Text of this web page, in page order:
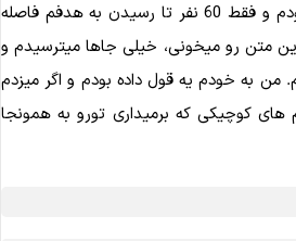
"قسم به رخنه‌ی شوق در هنگامه‌ی اشک که آرزوها آرزو نمی‌مانند" بعد از کنکور 1402 با دیدن یه رتبه‌ی پنج رقمی و بعد از کنکور 1403 وقتی که از قبولی قبلیم انصراف داده بودم و فقط 60 نفر تا رسیدن به هدفم فاصله
متن رو میخونی، خیلی جاها میترسیدم و
به خودم یه قول داده بودم و اگر میزدم
کوچیکی که برمیداری تورو به همونجا